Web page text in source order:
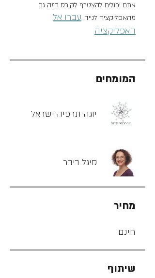
אתם יכולים להצטרף לקורס הזה גם
מהאפליקציה לנייד. עברו אל
האפליקציה
המומחים
יוגה תרפיה ישראל
סיגל ביבר
מחיר
חינם
שיתוף